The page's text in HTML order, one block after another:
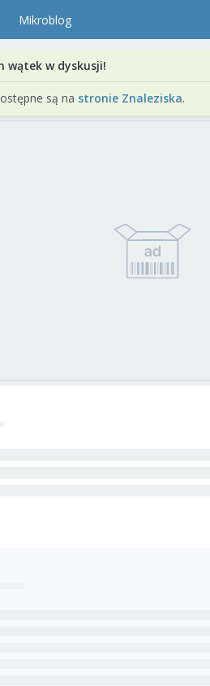
Mikroblog
wątek w dyskusji!
są na stronie Znaleziska.